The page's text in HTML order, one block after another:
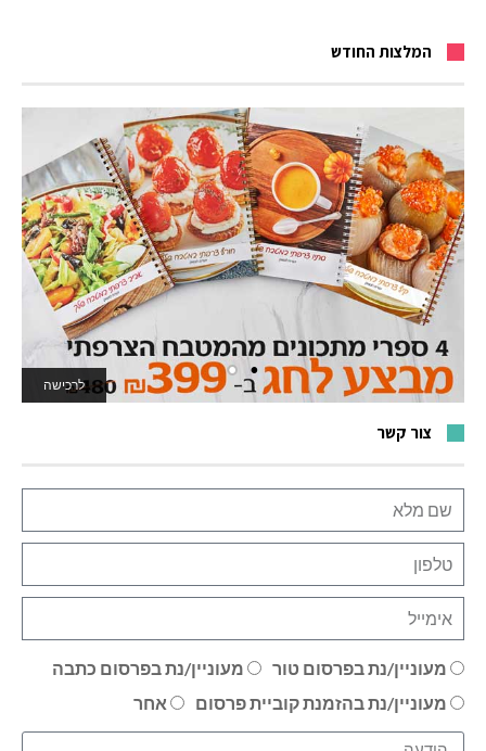
המלצות החודש
לרכישה
לאתר המשחקים
צור קשר
מעוניין/נת בפרסום טור
מעוניין/נת בפרסום כתבה
מעוניין/נת בהזמנת קוביית פרסום
אחר